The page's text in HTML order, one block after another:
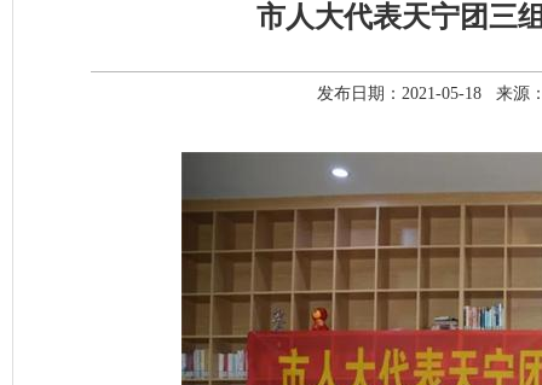
市人大代表天宁团三
发布日期：2021-05-18 来源